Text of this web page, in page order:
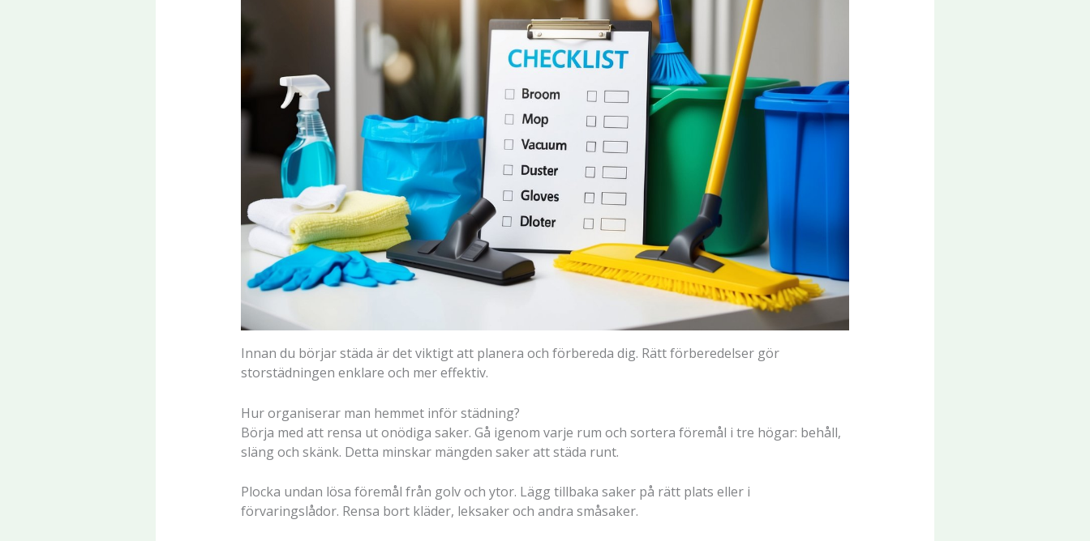
Innan du börjar städa är det viktigt att planera och förbereda dig. Rätt förberedelser gör
storstädningen enklare och mer effektiv.
Hur organiserar man hemmet inför städning?
Börja med att rensa ut onödiga saker. Gå igenom varje rum och sortera föremål i tre högar: behåll,
släng och skänk. Detta minskar mängden saker att städa runt.
Plocka undan lösa föremål från golv och ytor. Lägg tillbaka saker på rätt plats eller i
förvaringslådor. Rensa bort kläder, leksaker och andra småsaker.